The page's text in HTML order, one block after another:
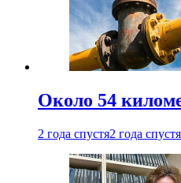
Около 54
2 года спустя2 года спустя